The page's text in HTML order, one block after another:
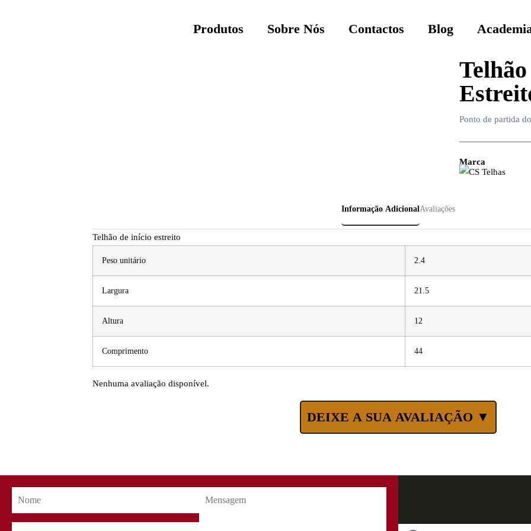
Produtos Sobre Nós Contactos Blog
Ponto de partida
Marca
Informação AdicionalAvaliações
Telhão de início estreito
Peso unitário 2.4
Largura 21.5
Altura 12
Comprimento 44
Nenhuma avaliação disponível.
DEIXE A SUA AVALIAÇÃO ▼